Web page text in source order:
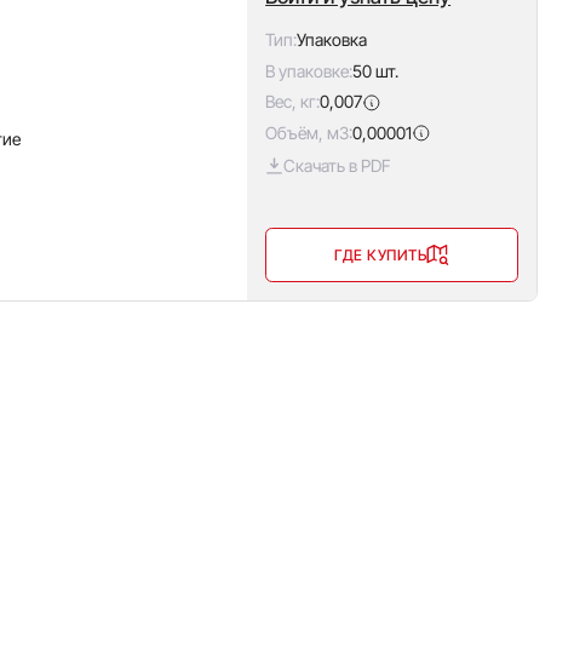
Тип:Упаковка
В упаковке:50 шт.
Вес, кг:0,007
Объём, м3:0,00001
Скачать в PDF
ГДЕ КУПИТЬ